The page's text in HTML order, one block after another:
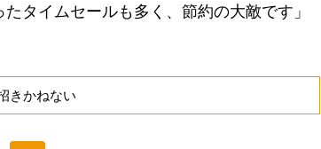
タイムセールも多く、節約の大敵です」
きかねない